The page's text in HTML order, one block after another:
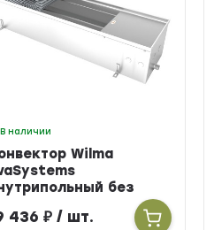
В наличии
Wilma
без
ширина
высота 160мм
436₽ / шт.